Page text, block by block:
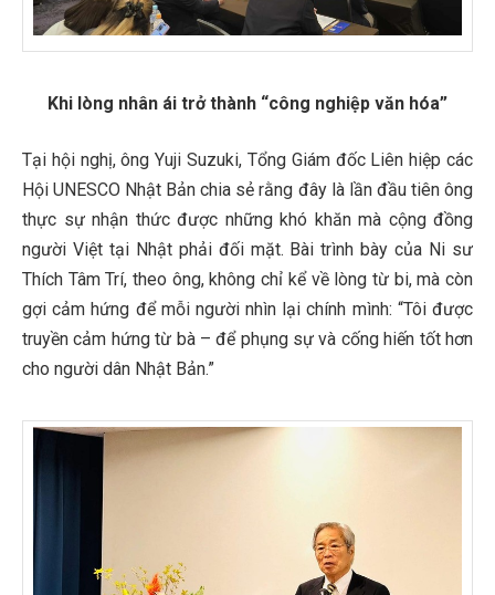
Khi lòng nhân ái trở thành “công nghiệp văn hóa”
Tại hội nghị, ông Yuji Suzuki, Tổng Giám đốc Liên hiệp các
Hội UNESCO Nhật Bản chia sẻ rằng đây là lần đầu tiên ông
thực sự nhận thức được những khó khăn mà cộng đồng
người Việt tại Nhật phải đối mặt. Bài trình bày của Ni sư
Thích Tâm Trí, theo ông, không chỉ kể về lòng từ bi, mà còn
gợi cảm hứng để mỗi người nhìn lại chính mình: “Tôi được
truyền cảm hứng từ bà – để phụng sự và cống hiến tốt hơn
cho người dân Nhật Bản.”